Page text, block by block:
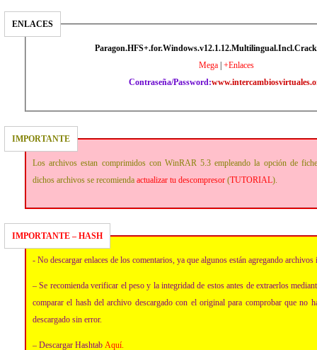
ENLACES
Paragon.HFS+.for.Windows.v12.1.12.Multilingual.Incl.Crack
Mega +Enlaces
Contraseña/Password:
IMPORTANTE
Los archivos estan comprimidos con WinRAR 5.3 empleando la opción de
dichos archivos se recomienda actualizar tu descompresor (TUTORIAL).
IMPORTANTE – HASH
- No descargar enlaces de los comentarios, ya que algunos están agregando
– Se recomienda verificar el peso y la integridad de estos antes de extraerlos
comparar el hash del archivo descargado con el original para comprobar que no
descargado sin error.
– Descargar Hashtab Aquí.